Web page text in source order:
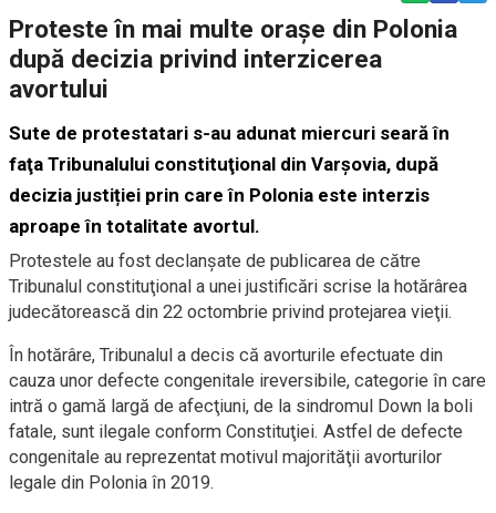
Proteste în mai multe orașe din Polonia
după decizia privind interzicerea
avortului
Sute de protestatari s-au adunat miercuri seară în
faţa Tribunalului constituţional din Varşovia, după
decizia justiției prin care în Polonia este interzis
aproape în totalitate avortul.
Protestele au fost declanşate de publicarea de către
Tribunalul constituţional a unei justificări scrise la hotărârea
judecătorească din 22 octombrie privind protejarea vieţii.
În hotărâre, Tribunalul a decis că avorturile efectuate din
cauza unor defecte congenitale ireversibile, categorie în care
intră o gamă largă de afecţiuni, de la sindromul Down la boli
fatale, sunt ilegale conform Constituţiei. Astfel de defecte
congenitale au reprezentat motivul majorităţii avorturilor
legale din Polonia în 2019.